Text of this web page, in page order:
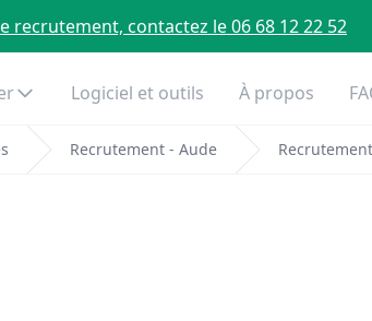
recrutement, contactez le 06 68 12 22 52
Logiciel et outils À propos
Recrutement - Aude